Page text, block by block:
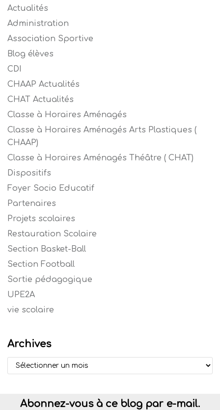
Actualités
Administration
Association Sportive
Blog élèves
CDI
CHAAP Actualités
CHAT Actualités
Classe à Horaires Aménagés
Classe à Horaires Aménagés Arts Plastiques (
CHAAP)
Classe à Horaires Aménagés Théâtre ( CHAT)
Dispositifs
Foyer Socio Educatif
Partenaires
Projets scolaires
Restauration Scolaire
Section Basket-Ball
Section Football
Sortie pédagogique
UPE2A
vie scolaire
Archives
Abonnez-vous à ce blog par e-mail.